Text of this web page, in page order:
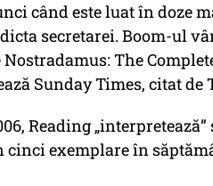
când este luat în doze
secretarei. Boom-ul
The
Sunday Times, citat de
Reading
exemplare în